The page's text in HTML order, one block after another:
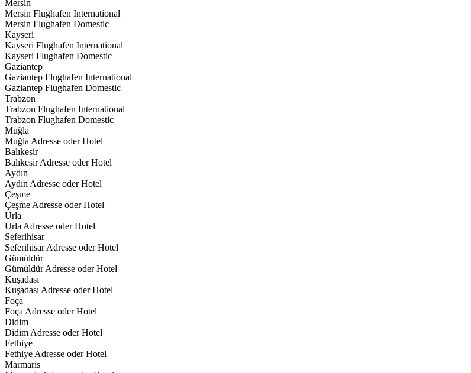
Mersin
Mersin Flughafen International
Mersin Flughafen Domestic
Kayseri
Kayseri Flughafen International
Kayseri Flughafen Domestic
Gaziantep
Gaziantep Flughafen International
Gaziantep Flughafen Domestic
Trabzon
Trabzon Flughafen International
Trabzon Flughafen Domestic
Muğla
Muğla Adresse oder Hotel
Balıkesir
Balıkesir Adresse oder Hotel
Aydın
Aydın Adresse oder Hotel
Çeşme
Çeşme Adresse oder Hotel
Urla
Urla Adresse oder Hotel
Seferihisar
Seferihisar Adresse oder Hotel
Gümüldür
Gümüldür Adresse oder Hotel
Kuşadası
Kuşadası Adresse oder Hotel
Foça
Foça Adresse oder Hotel
Didim
Didim Adresse oder Hotel
Fethiye
Fethiye Adresse oder Hotel
Marmaris